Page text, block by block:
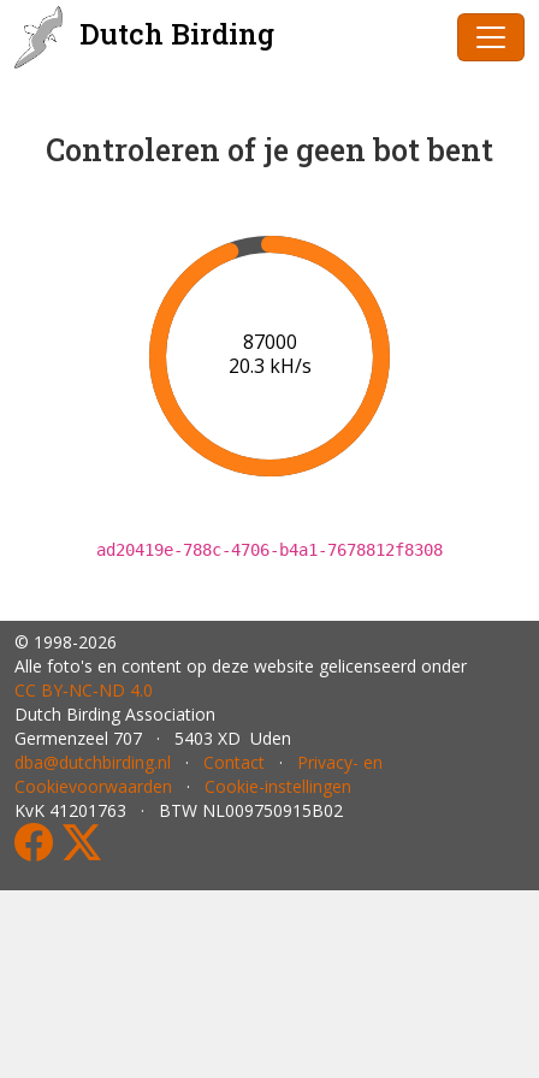
Dutch Birding
Controleren of je geen bot bent
90000
20.5 kH/s
ad20419e-788c-4706-b4a1-7678812f8308
© 1998-2026
Alle foto's en content op deze website gelicenseerd onder
CC BY‑NC‑ND 4.0
Dutch Birding Association
Germenzeel 707 · 5403 XD Uden
dba@dutchbirding.nl · Contact · Privacy- en
Cookievoorwaarden · Cookie-instellingen
KvK 41201763 · BTW NL009750915B02